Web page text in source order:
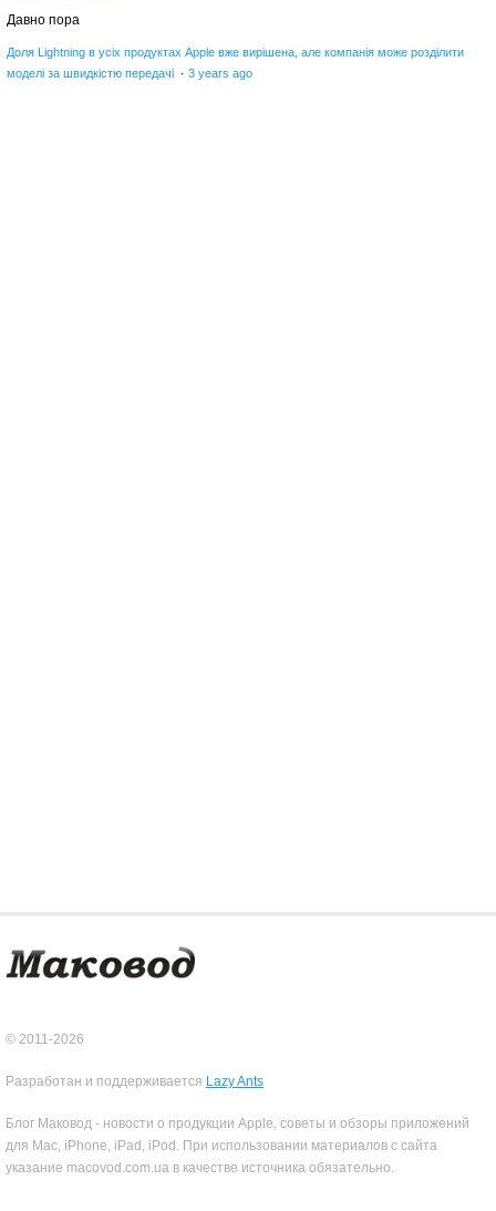
Давно пора
Доля Lightning в усіх продуктах Apple вже вирішена, але компанія може розділити
моделі за швидкістю передачі · 3 years ago
© 2011-2026
Разработан и поддерживается Lazy Ants
Блог Маковод - новости о продукции Apple, советы и обзоры приложений
для Mac, iPhone, iPad, iPod. При использовании материалов с сайта
указание macovod.com.ua в качестве источника обязательно.